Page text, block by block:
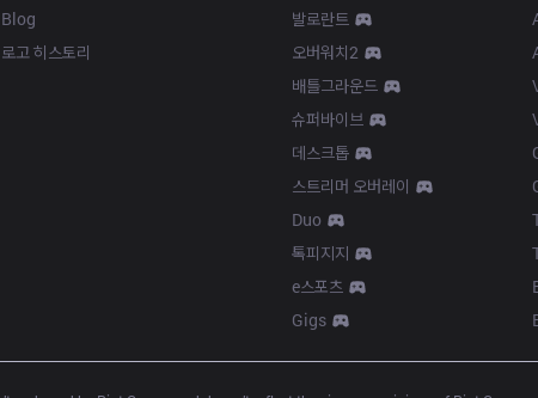
Blog
로고 히스토리
발로란트
오버워치2
배틀그라운드
슈퍼바이브
데스크톱
스트리머 오버레이
Duo
톡피지지
e스포츠
Gigs